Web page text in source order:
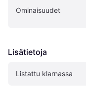
Ominaisuudet
Lisätietoja
Listattu klarnassa